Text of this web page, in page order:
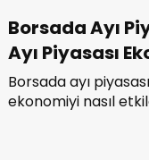
Borsada Ayı
Ayı Piyasası
Etkiler?
Borsada ayı
ekonomiyi nasıl